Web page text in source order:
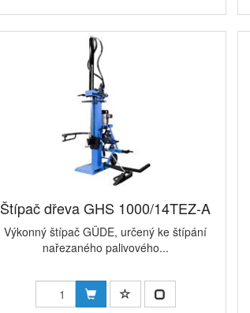
Štípač dřeva GHS 1000/14TEZ-A
Výkonný štípač GÜDE, určený ke štípání
nařezaného palivového...